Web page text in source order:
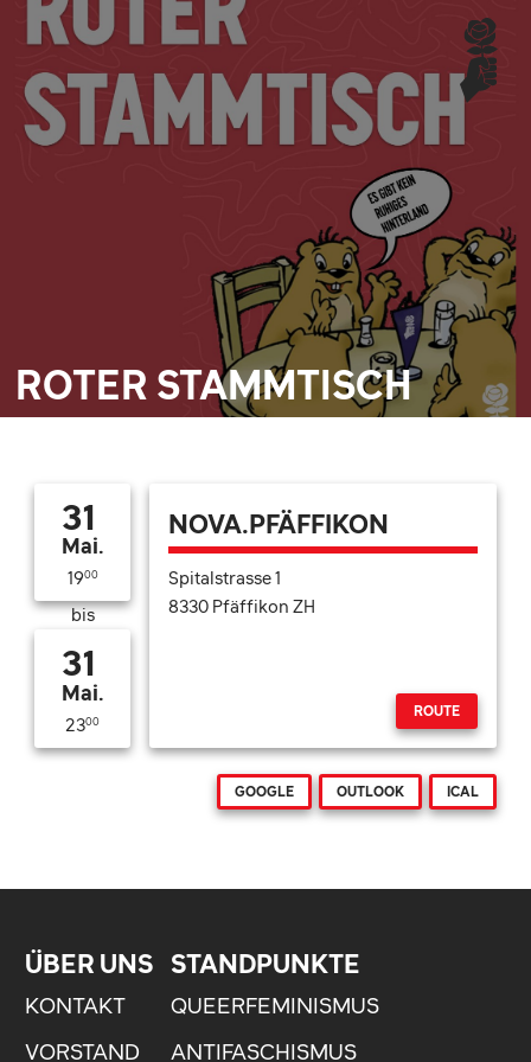
ROTER STAMMTISCH
31
Mai.
1900
bis
31
Mai.
2300
NOVA.PFÄFFIKON
Spitalstrasse 1
8330 Pfäffikon ZH
ROUTE
GOOGLE OUTLOOK ICAL
ÜBER UNS
KONTAKT
VORSTAND
STANDPUNKTE
QUEERFEMINISMUS
ANTIFASCHISMUS